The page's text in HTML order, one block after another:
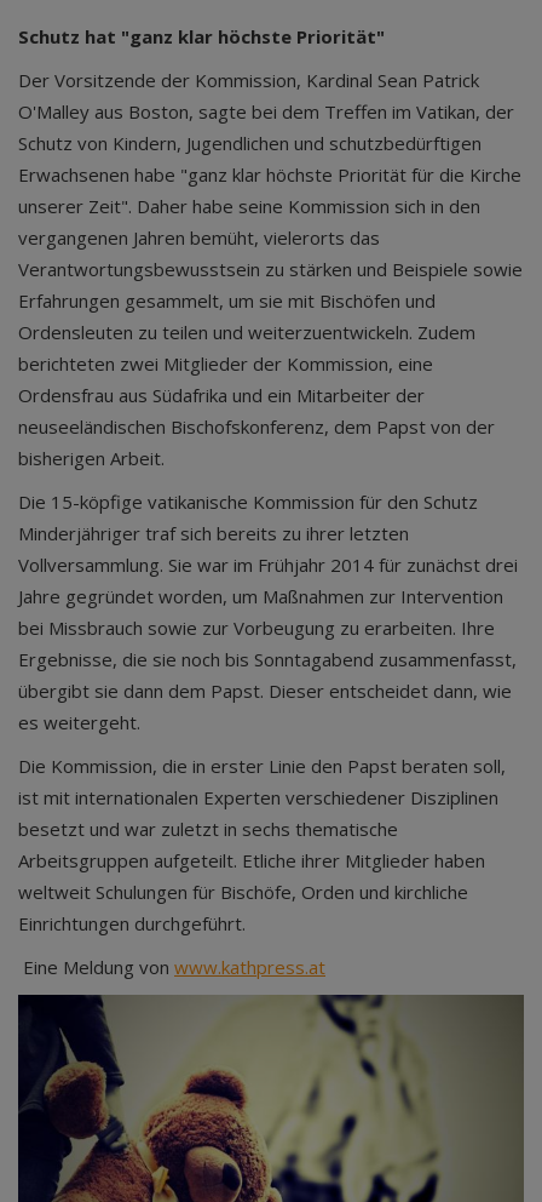
Schutz hat "ganz klar höchste Priorität"
Der Vorsitzende der Kommission, Kardinal Sean Patrick
O'Malley aus Boston, sagte bei dem Treffen im Vatikan, der
Schutz von Kindern, Jugendlichen und schutzbedürftigen
Erwachsenen habe "ganz klar höchste Priorität für die Kirche
unserer Zeit". Daher habe seine Kommission sich in den
vergangenen Jahren bemüht, vielerorts das
Verantwortungsbewusstsein zu stärken und Beispiele sowie
Erfahrungen gesammelt, um sie mit Bischöfen und
Ordensleuten zu teilen und weiterzuentwickeln. Zudem
berichteten zwei Mitglieder der Kommission, eine
Ordensfrau aus Südafrika und ein Mitarbeiter der
neuseeländischen Bischofskonferenz, dem Papst von der
bisherigen Arbeit.
Die 15-köpfige vatikanische Kommission für den Schutz
Minderjähriger traf sich bereits zu ihrer letzten
Vollversammlung. Sie war im Frühjahr 2014 für zunächst drei
Jahre gegründet worden, um Maßnahmen zur Intervention
bei Missbrauch sowie zur Vorbeugung zu erarbeiten. Ihre
Ergebnisse, die sie noch bis Sonntagabend zusammenfasst,
übergibt sie dann dem Papst. Dieser entscheidet dann, wie
es weitergeht.
Die Kommission, die in erster Linie den Papst beraten soll,
ist mit internationalen Experten verschiedener Disziplinen
besetzt und war zuletzt in sechs thematische
Arbeitsgruppen aufgeteilt. Etliche ihrer Mitglieder haben
weltweit Schulungen für Bischöfe, Orden und kirchliche
Einrichtungen durchgeführt.
Eine Meldung von www.kathpress.at